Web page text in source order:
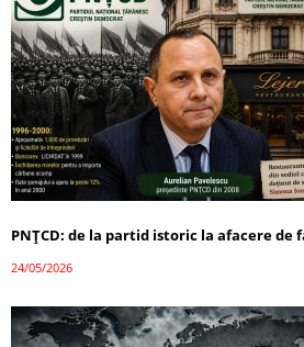
PNȚCD: de la partid istoric la afacere de
24/05/2026